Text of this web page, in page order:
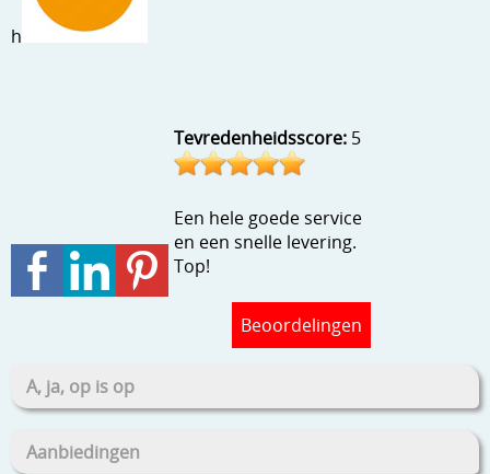
Stans machine en embossing machines
Wat nog, een creatief kijkje
h
Tevredenheidsscore: 5
Een hele goede service
en een snelle levering.
Top!
Beoordelingen
A, ja, op is op
Aanbiedingen